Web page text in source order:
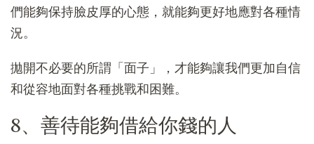
們能夠保持臉皮厚的心態，就能夠更好地應對各種情
況。
拋開不必要的所謂「面子」，才能夠讓我們更加自信
和從容地面對各種挑戰和困難。
8、善待能夠借給你錢的人